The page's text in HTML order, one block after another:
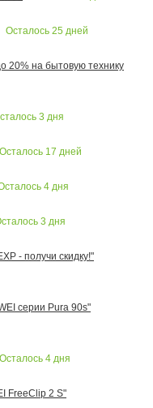
Осталось 25 дней
20% на бытовую технику
3 дня
Осталось 17 дней
4 дня
3 дня
- получи скидку!"
серии Pura 90s"
Осталось 4 дня
FreeClip 2 S"